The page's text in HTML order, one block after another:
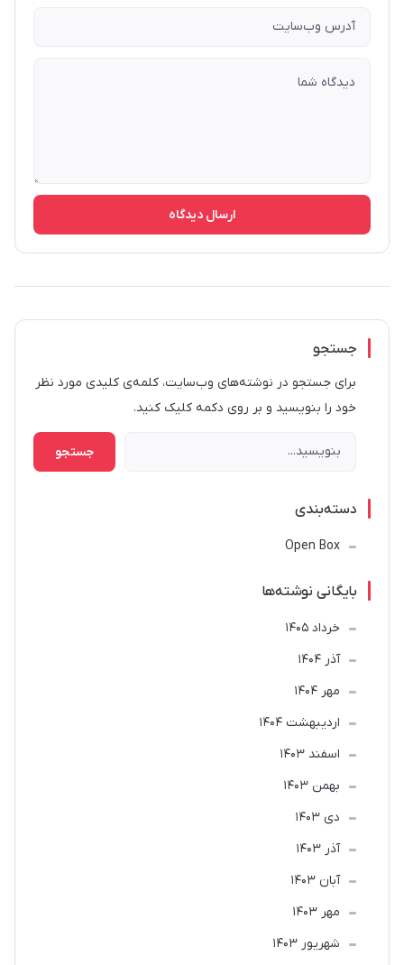
ارسال دیدگاه
جستجو
برای جستجو در نوشته‌های وب‌سایت، کلمه‌ی کلیدی مورد نظر
خود را بنویسید و بر روی دکمه کلیک کنید.
جستجو
دسته‌بندی
Open Box
بایگانی نوشته‌ها
خرداد 1405
آذر 1404
مهر 1404
ارديبهشت 1404
اسفند 1403
بهمن 1403
دی 1403
آذر 1403
آبان 1403
مهر 1403
شهریور 1403